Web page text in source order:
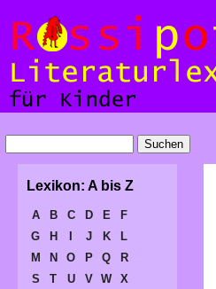
Lexikon: A bis Z
A B C D E
F
G
H J K
L
M
N O P Q
R
S
T U V W
X